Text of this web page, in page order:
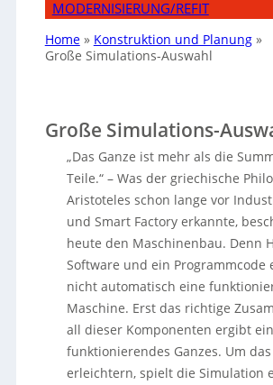
MODERNISIERUNG/REFIT
Home» Konstruktion und Planung»
Große Simulations-Auswahl
Große Simulations-
„Das Ganze ist mehr als die
Teile.“ – Was der griechische
Aristoteles schon lange vor
und Smart Factory erkannte,
heute den Maschinenbau. Denn
Software und ein Programmcode
nicht automatisch eine
Maschine. Erst das richtige
all dieser Komponenten ergibt ein
funktionierendes Ganzes. Um
erleichtern, spielt die Simulation